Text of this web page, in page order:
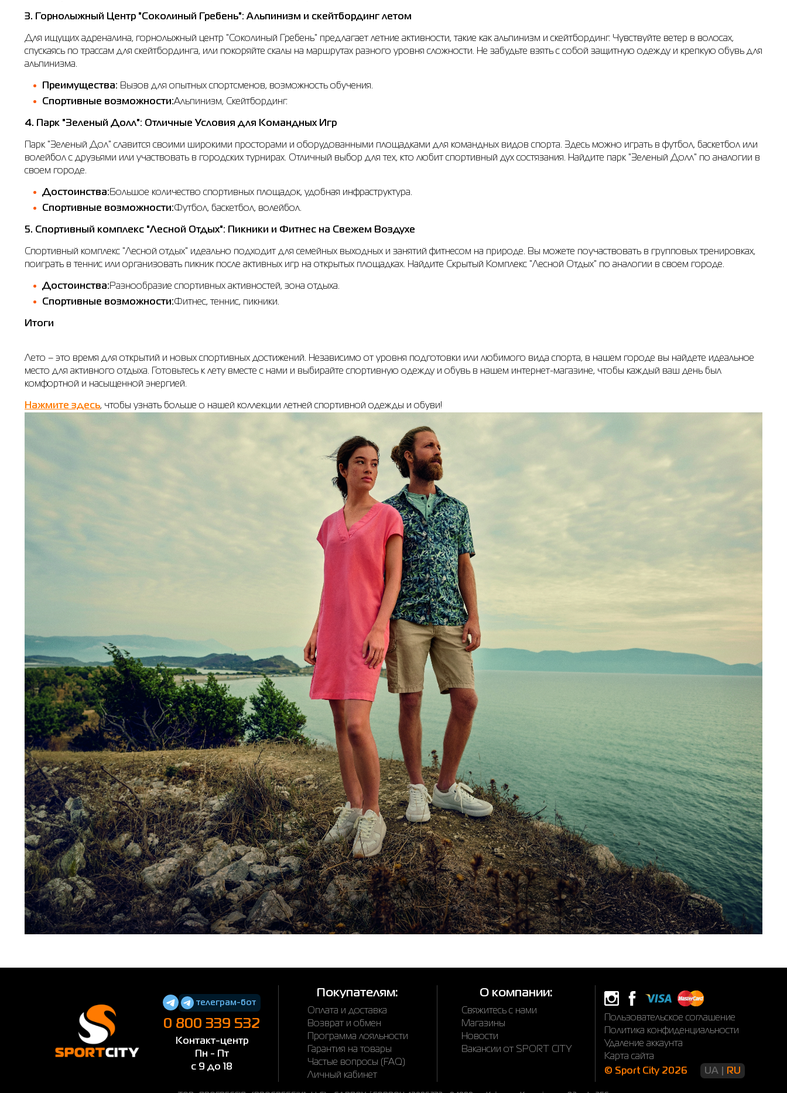
3. Горнолыжный Центр "Соколиный Гребень": Альпинизм и скейтбординг летом
Для ищущих адреналина, горнолыжный центр "Соколиный Гребень" предлагает летние активности, такие как альпинизм и скейтбординг. Чувствуйте ветер в волосах,
спускаясь по трассам для скейтбординга, или покоряйте скалы на маршрутах разного уровня сложности. Не забудьте взять с собой защитную одежду и крепкую обувь для
альпинизма.
Преимущества: Вызов для опытных спортсменов, возможность обучения.
Спортивные возможности:Альпинизм, Скейтбординг.
4. Парк "Зеленый Долл": Отличные Условия для Командных Игр
Парк "Зеленый Дол" славится своими широкими просторами и оборудованными площадками для командных видов спорта. Здесь можно играть в футбол, баскетбол или
волейбол с друзьями или участвовать в городских турнирах. Отличный выбор для тех, кто любит спортивный дух состязания. Найдите парк "Зеленый Долл" по аналогии в
своем городе.
Достоинства:Большое количество спортивных площадок, удобная инфраструктура.
Спортивные возможности:Футбол, баскетбол, волейбол.
5. Спортивный комплекс "Лесной Отдых": Пикники и Фитнес на Свежем Воздухе
Спортивный комплекс "Лесной отдых" идеально подходит для семейных выходных и занятий фитнесом на природе. Вы можете поучаствовать в групповых тренировках,
поиграть в теннис или организовать пикник после активных игр на открытых площадках. Найдите Скрытый Комплекс "Лесной Отдых" по аналогии в своем городе.
Достоинства: Разнообразие спортивных активностей, зона отдыха.
Спортивные возможности:Фитнес, теннис, пикники.
Итоги
Лето – это время для открытий и новых спортивных достижений. Независимо от уровня подготовки или любимого вида спорта, в нашем городе вы найдете идеальное
место для активного отдыха. Готовьтесь к лету вместе с нами и выбирайте спортивную одежду и обувь в нашем интернет-магазине, чтобы каждый ваш день был
комфортной и насыщенной энергией.
Нажмите здесь, чтобы узнать больше о нашей коллекции летней спортивной одежды и обуви!
телеграм-бот
0 800 339 532
Контакт-центр
Пн - Пт
с 9 до 18
Покупателям:
Оплата и доставка
Возврат и обмен
Программа лояльности
Гарантия на товары
Частые вопросы (FAQ)
Личный кабинет
О компании:
Свяжитесь с нами
Магазины
Новости
Вакансии от SPORT CITY
Пользовательское соглашение
Политика конфиденциальности
Удаление аккаунта
Карта сайта
© Sport City 2026
UA RU